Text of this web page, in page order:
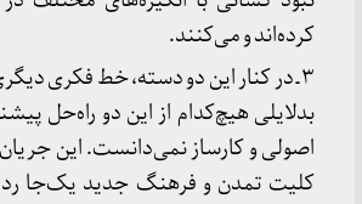
کرده‌اند و می‌کنند.
۳ ـ در کنار این دو دسته، خط فکری
بدلایلی هیچ‌کدام از این دو راه‌حل
اصولی و کارساز نمی‌دانست. این
کلیت تمدن و فرهنگ جدید یک‌جا